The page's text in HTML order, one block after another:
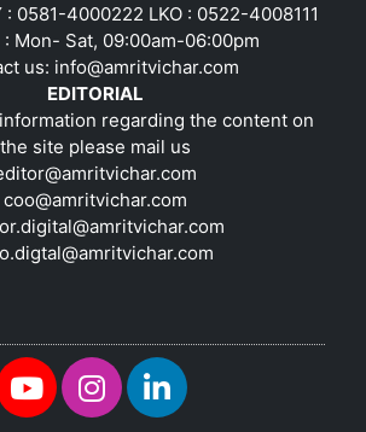
: 0581-4000222 LKO : 0522-4008111
Mon- Sat, 09:00am-06:00pm
us: info@amritvichar.com
EDITORIAL
regarding the content on
the site please mail us
coo@amritvichar.com